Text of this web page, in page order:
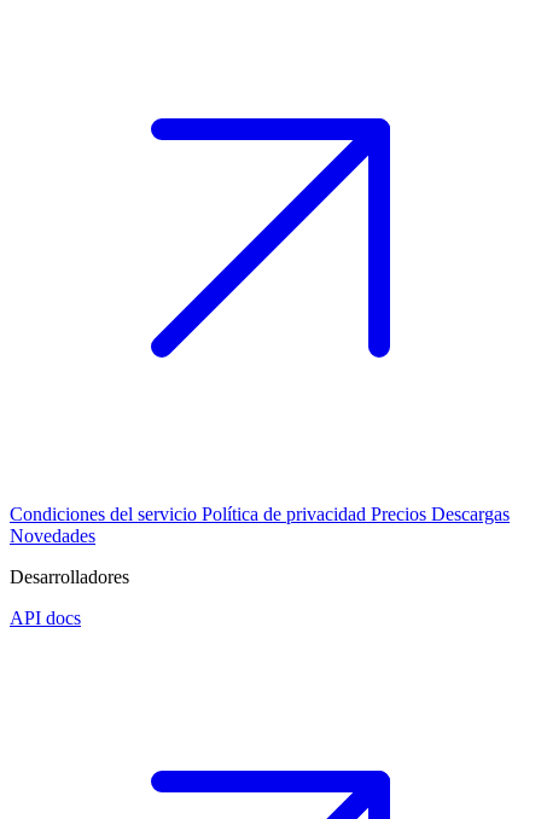
Condiciones del servicio Política de privacidad Precios Descargas
Novedades
Desarrolladores
API docs